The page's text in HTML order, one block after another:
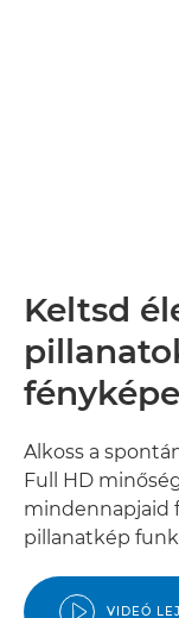
Keltsd
Alkoss a
Full HD
mindennapjaid
pillanatkép
VIDEÓ